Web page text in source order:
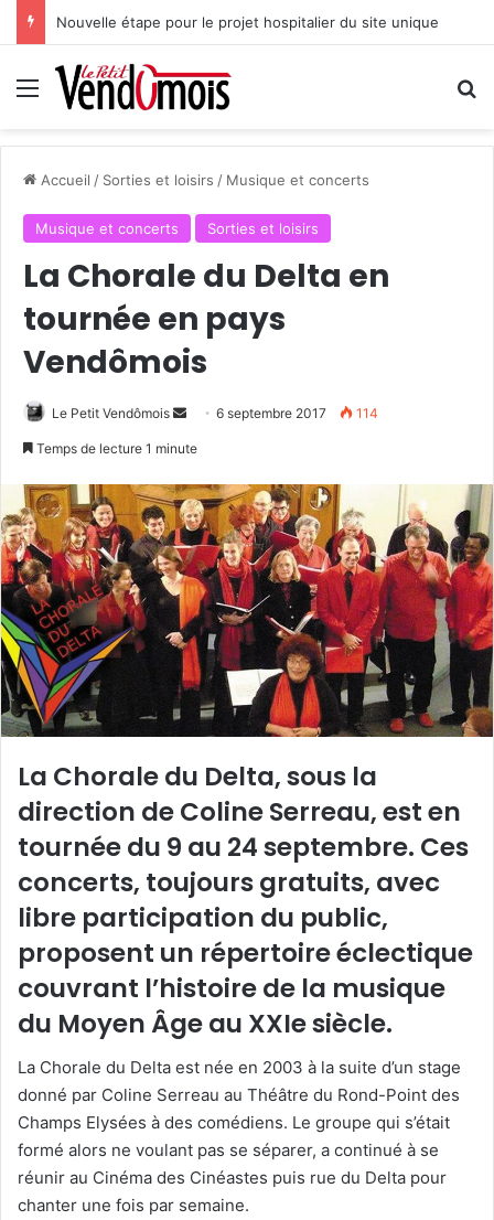
Nouvelle étape pour le projet hospitalier du site unique
Menu
Accueil / Sorties et loisirs / Musique et concerts
Musique et concerts Sorties et loisirs
La Chorale du Delta en
tournée en pays
Vendômois
Le Petit Vendômois
o
y
e
r
u
n
c
o
i
e
6 septembre 2017 114
Temps de lecture 1 minute
La Chorale du Delta, sous la
direction de Coline Serreau, est en
tournée du 9 au 24 septembre. Ces
concerts, toujours gratuits, avec
libre participation du public,
proposent un répertoire éclectique
couvrant l’histoire de la musique
du Moyen Âge au XXIe siècle.
La Chorale du Delta est née en 2003 à la suite d’un stage
donné par Coline Serreau au Théâtre du Rond-Point des
Champs Elysées à des comédiens. Le groupe qui s’était
formé alors ne voulant pas se séparer, a continué à se
réunir au Cinéma des Cinéastes puis rue du Delta pour
chanter une fois par semaine.